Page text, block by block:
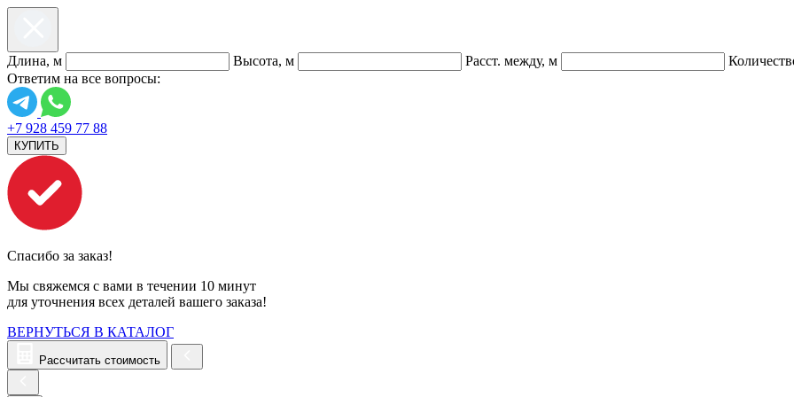
Длина, м Высота, м Расст. между, м
Ответим на все вопросы:
+7 928 459 77 88
КУПИТЬ
Спасибо за заказ!
Мы свяжемся с вами в течении 10 минут
для уточнения всех деталей вашего заказа!
ВЕРНУТЬСЯ В КАТАЛОГ
Рассчитать стоимость